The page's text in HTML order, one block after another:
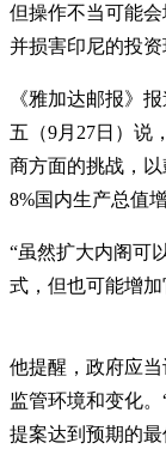
但操作不当可能
并损害印尼的投资
《雅加达邮报》
五（9月27日）说
商方面的挑战，
8%国内生产总值增
“虽然扩大内阁可
式，但也可能增
他提醒，政府应
监管环境和变化
提案达到预期的最